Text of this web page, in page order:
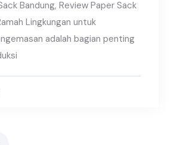
Bandung, Review Paper Sack
Lingkungan untuk
adalah bagian penting